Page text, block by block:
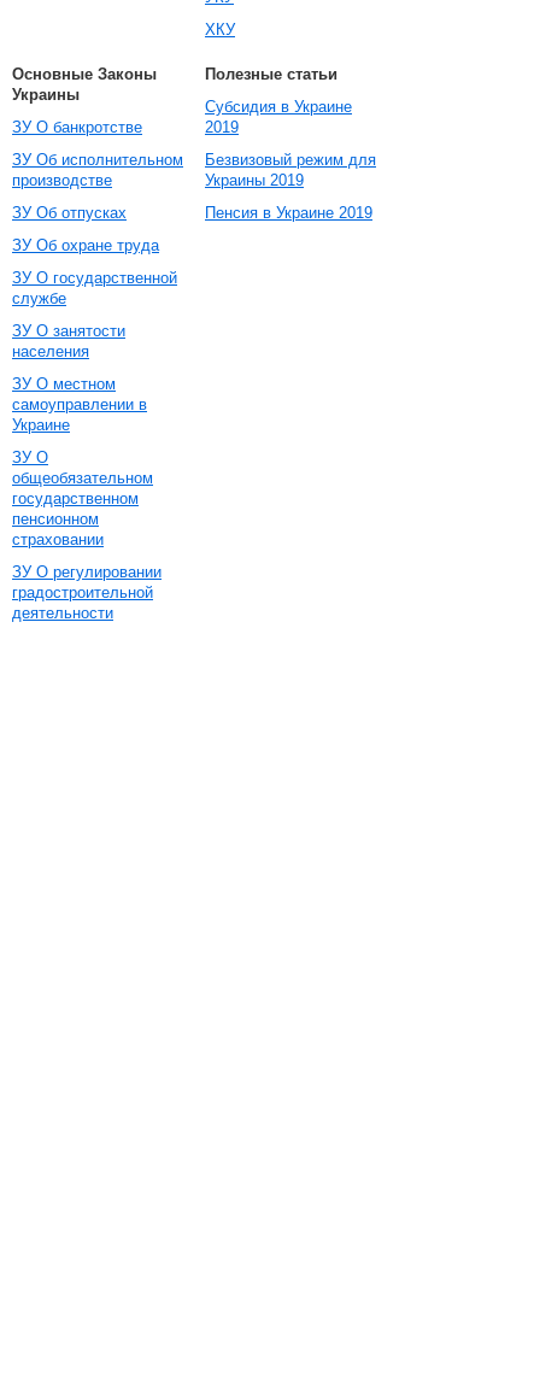
ХКУ
Основные Законы
Украины
ЗУ О банкротстве
ЗУ Об исполнительном
производстве
ЗУ Об отпусках
ЗУ Об охране труда
ЗУ О государственной
службе
ЗУ О занятости
населения
ЗУ О местном
самоуправлении в
Украине
ЗУ О
общеобязательном
государственном
пенсионном
страховании
ЗУ О регулировании
градостроительной
деятельности
Полезные статьи
Субсидия в Украине
2019
Безвизовый режим для
Украины 2019
Пенсия в Украине 2019